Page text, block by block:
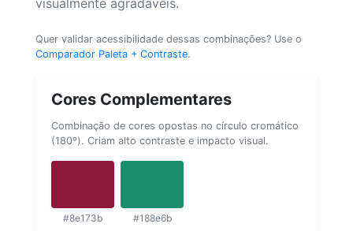
Quer validar acessibilidade dessas combinações? Use o
Comparador Paleta + Contraste.
Cores Complementares
Combinação de cores opostas no círculo cromático
(180º). Criam alto contraste e impacto visual.
#8e173b #188e6b